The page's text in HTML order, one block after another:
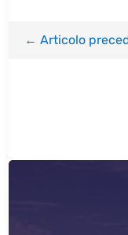
←Articolo